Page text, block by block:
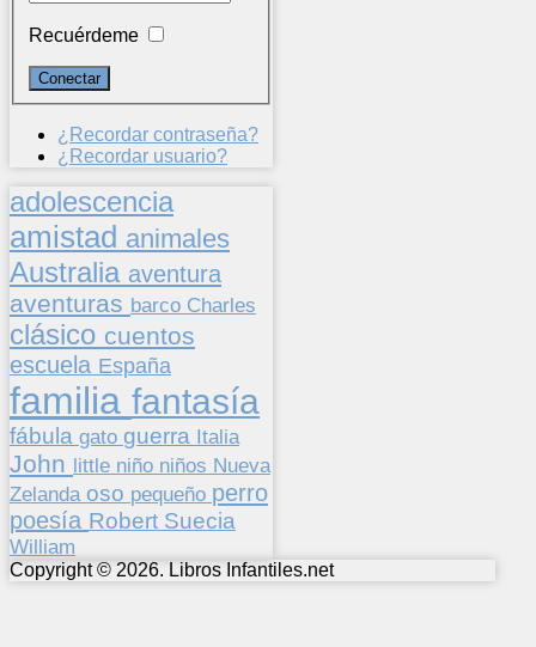
Recuérdeme
¿Recordar contraseña?
¿Recordar usuario?
adolescencia
amistad animales
Australia aventura
aventuras barco Charles
clásico cuentos
escuela España
familia fantasía
fábula gato guerra Italia
John little niño niños Nueva
Zelanda oso pequeño perro
poesía Robert Suecia
William
Copyright © 2026. Libros Infantiles.net